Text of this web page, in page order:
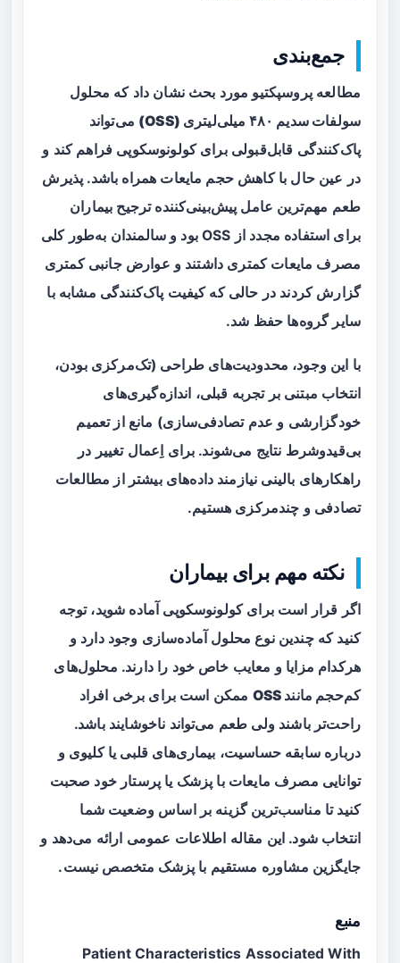
جمع‌بندی
مطالعه پروسپکتیو مورد بحث نشان داد که محلول
سولفات سدیم ۴۸۰ میلی‌لیتری (OSS)
می‌تواند
پاک‌کنندگی قابل‌قبولی برای کولونوسکوپی فراهم کند و
در عین حال با کاهش حجم مایعات همراه باشد. پذیرش
طعم مهم‌ترین عامل پیش‌بینی‌کننده ترجیح بیماران
برای استفاده مجدد از OSS بود و سالمندان به‌طور کلی
مصرف مایعات کمتری داشتند و عوارض جانبی کمتری
گزارش کردند در حالی که کیفیت پاک‌کنندگی مشابه با
سایر گروه‌ها حفظ شد.
با این وجود، محدودیت‌های طراحی (تک‌مرکزی بودن،
انتخاب مبتنی بر تجربه قبلی، اندازه‌گیری‌های
خودگزارشی و عدم تصادفی‌سازی) مانع از تعمیم
بی‌قیدوشرط نتایج می‌شوند. برای اِعمال تغییر در
راهکارهای بالینی نیازمند داده‌های بیشتر از مطالعات
تصادفی و چندمرکزی هستیم.
نکته مهم برای بیماران
اگر قرار است برای کولونوسکوپی آماده شوید، توجه
کنید که چندین نوع محلول آماده‌سازی وجود دارد و
هرکدام مزایا و معایب خاص خود را دارند. محلول‌های
کم‌حجم مانند OSS
ممکن است برای برخی افراد
راحت‌تر باشند ولی طعم می‌تواند ناخوشایند باشد.
درباره سابقه حساسیت، بیماری‌های قلبی یا کلیوی و
توانایی مصرف مایعات با پزشک یا پرستار خود صحبت
کنید تا مناسب‌ترین گزینه بر اساس وضعیت شما
انتخاب شود. این مقاله اطلاعات عمومی ارائه می‌دهد و
جایگزین مشاوره مستقیم با پزشک متخصص نیست.
منبع
Patient Characteristics Associated With